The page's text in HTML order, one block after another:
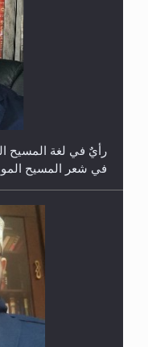
معرض القرآن الكريم
ريهيماكي في فنلند
ندوة حول نظام
شيتاغونغ – بنغلاديش
**الحصن الحصين